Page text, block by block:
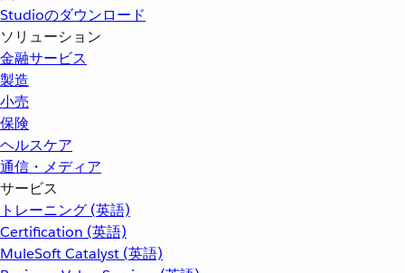
Studioのダウンロード
ソリューション
金融サービス
製造
小売
保険
ヘルスケア
通信・メディア
サービス
トレーニング (英語)
Certification (英語)
MuleSoft Catalyst (英語)